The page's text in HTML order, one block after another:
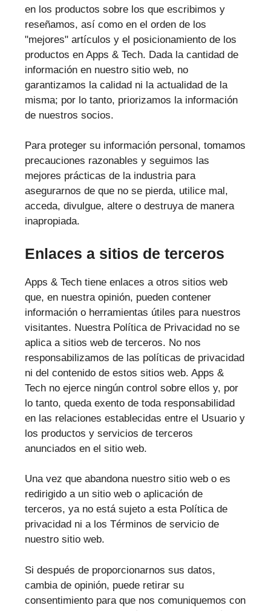
en los productos sobre los que escribimos y
reseñamos, así como en el orden de los
"mejores" artículos y el posicionamiento de los
productos en Apps & Tech. Dada la cantidad de
información en nuestro sitio web, no
garantizamos la calidad ni la actualidad de la
misma; por lo tanto, priorizamos la información
de nuestros socios.
Para proteger su información personal, tomamos
precauciones razonables y seguimos las
mejores prácticas de la industria para
asegurarnos de que no se pierda, utilice mal,
acceda, divulgue, altere o destruya de manera
inapropiada.
Enlaces a sitios de terceros
Apps & Tech tiene enlaces a otros sitios web
que, en nuestra opinión, pueden contener
información o herramientas útiles para nuestros
visitantes. Nuestra Política de Privacidad no se
aplica a sitios web de terceros. No nos
responsabilizamos de las políticas de privacidad
ni del contenido de estos sitios web. Apps &
Tech no ejerce ningún control sobre ellos y, por
lo tanto, queda exento de toda responsabilidad
en las relaciones establecidas entre el Usuario y
los productos y servicios de terceros
anunciados en el sitio web.
Una vez que abandona nuestro sitio web o es
redirigido a un sitio web o aplicación de
terceros, ya no está sujeto a esta Política de
privacidad ni a los Términos de servicio de
nuestro sitio web.
Si después de proporcionarnos sus datos,
cambia de opinión, puede retirar su
consentimiento para que nos comuniquemos con